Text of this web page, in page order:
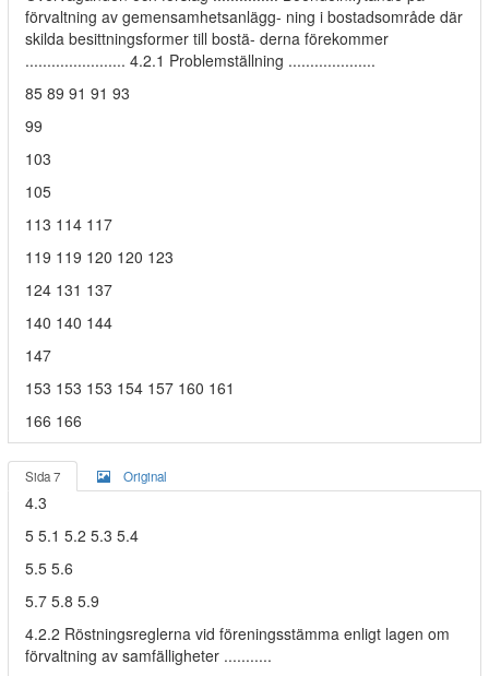
förvaltning av gemensamhetsanlägg- ning i bostadsområde där
skilda besittningsformer till bostä- derna förekommer
....................... 4.2.1 Problemställning ....................
85 89 91 91 93
99
103
105
113 114 117
119 119 120 120 123
124 131 137
140 140 144
147
153 153 153 154 157 160 161
166 166
Sida 7 Original
4.3
5 5.1 5.2 5.3 5.4
5.5 5.6
5.7 5.8 5.9
4.2.2 Röstningsreglerna vid föreningsstämma enligt lagen om
förvaltning av samfälligheter ...........